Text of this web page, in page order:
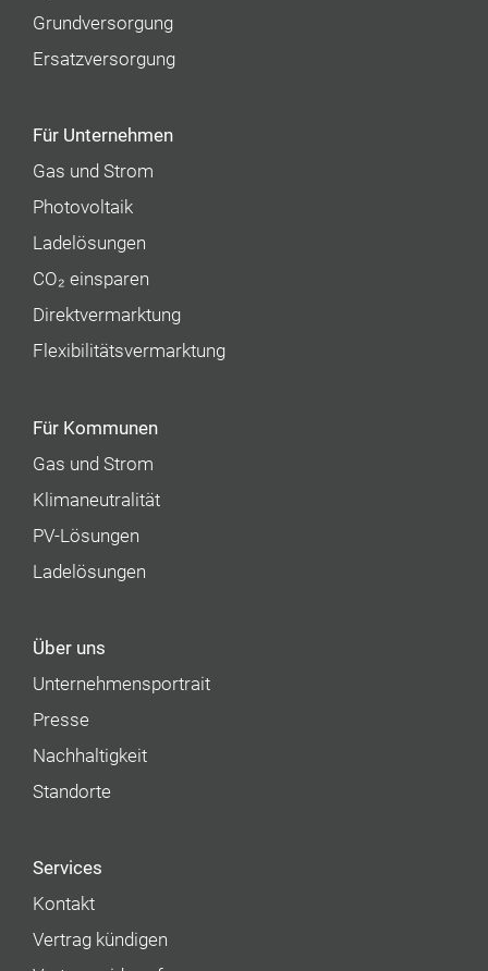
Grundversorgung
Ersatzversorgung
Für Unternehmen
Gas und Strom
Photovoltaik
Ladelösungen
CO₂ einsparen
Direktvermarktung
Flexibilitätsvermarktung
Für Kommunen
Gas und Strom
Klimaneutralität
PV-Lösungen
Ladelösungen
Über uns
Unternehmens­portrait
Presse
Nachhaltigkeit
Standorte
Services
Kontakt
Vertrag kündigen